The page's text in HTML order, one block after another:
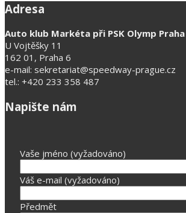
Adresa
Auto klub Markéta při PSK Olymp Praha
U Vojtěšky 11
162 01, Praha 6
e-mail: sekretariat@speedway-prague.cz
tel.: +420 233 358 487
Napište nám
Vaše jméno (vyžadováno)
Váš e-mail (vyžadováno)
Předmět